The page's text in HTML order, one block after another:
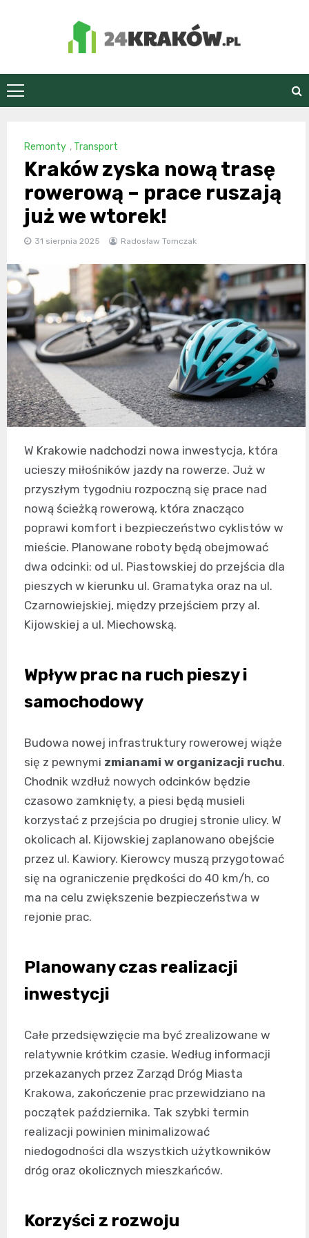
24Kraków.pl
Remonty , Transport
Kraków zyska nową trasę
rowerową – prace ruszają
już we wtorek!
31 sierpnia 2025 Radosław Tomczak
W Krakowie nadchodzi nowa inwestycja, która
ucieszy miłośników jazdy na rowerze. Już w
przyszłym tygodniu rozpoczną się prace nad
nową ścieżką rowerową, która znacząco
poprawi komfort i bezpieczeństwo cyklistów w
mieście. Planowane roboty będą obejmować
dwa odcinki: od ul. Piastowskiej do przejścia dla
pieszych w kierunku ul. Gramatyka oraz na ul.
Czarnowiejskiej, między przejściem przy al.
Kijowskiej a ul. Miechowską.
Wpływ prac na ruch pieszy i
samochodowy
Budowa nowej infrastruktury rowerowej wiąże
się z pewnymi zmianami w organizacji ruchu.
Chodnik wzdłuż nowych odcinków będzie
czasowo zamknięty, a piesi będą musieli
korzystać z przejścia po drugiej stronie ulicy. W
okolicach al. Kijowskiej zaplanowano obejście
przez ul. Kawiory. Kierowcy muszą przygotować
się na ograniczenie prędkości do 40 km/h, co
ma na celu zwiększenie bezpieczeństwa w
rejonie prac.
Planowany czas realizacji
inwestycji
Całe przedsięwzięcie ma być zrealizowane w
relatywnie krótkim czasie. Według informacji
przekazanych przez Zarząd Dróg Miasta
Krakowa, zakończenie prac przewidziano na
początek października. Tak szybki termin
realizacji powinien minimalizować
niedogodności dla wszystkich użytkowników
dróg oraz okolicznych mieszkańców.
Korzyści z rozwoju